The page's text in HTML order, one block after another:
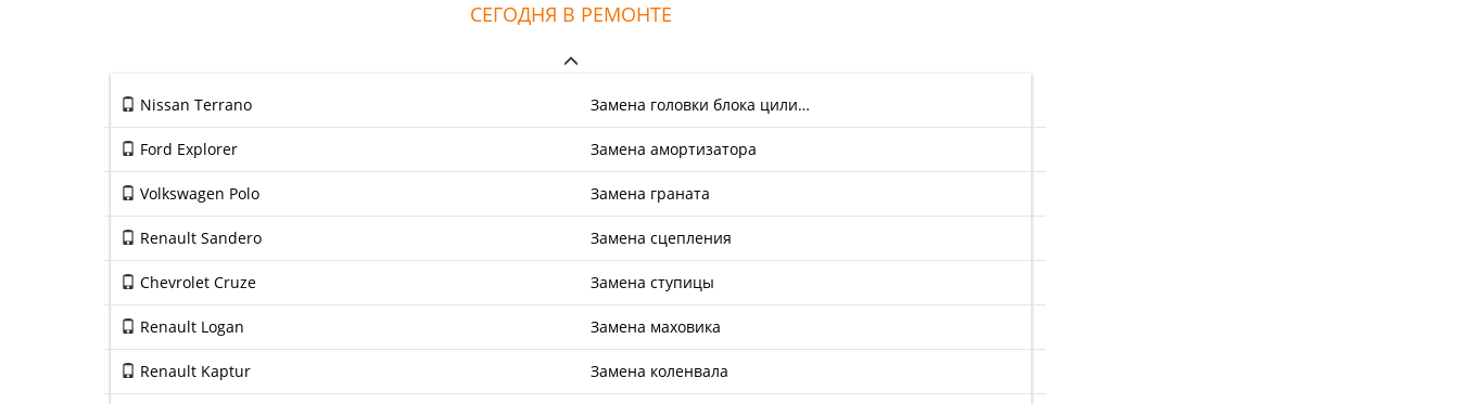
СЕГОДНЯ В РЕМОНТЕ
Nissan Terrano Замена головки блока цили…
Ford Explorer Замена амортизатора
Volkswagen Polo Замена граната
Renault Sandero Замена сцепления
Chevrolet Cruze Замена ступицы
Renault Logan Замена маховика
Renault Kaptur Замена коленвала